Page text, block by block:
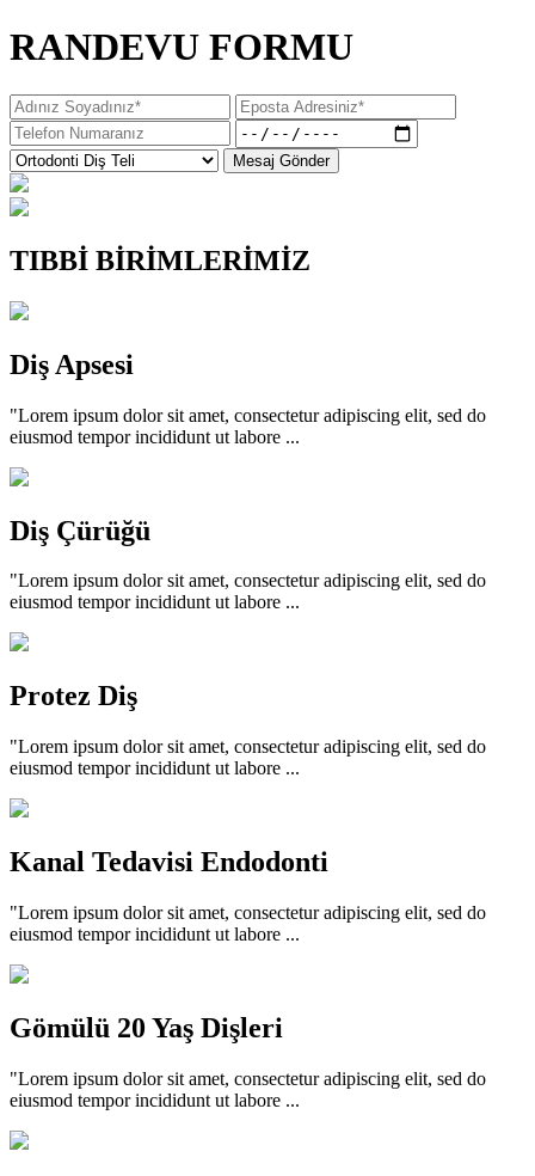
RANDEVU FORMU
Mesaj Gönder
TIBBİ BİRİMLERİMİZ
Diş Apsesi
"Lorem ipsum dolor sit amet, consectetur adipiscing elit, sed do
eiusmod tempor incididunt ut labore ...
Diş Çürüğü
"Lorem ipsum dolor sit amet, consectetur adipiscing elit, sed do
eiusmod tempor incididunt ut labore ...
Protez Diş
"Lorem ipsum dolor sit amet, consectetur adipiscing elit, sed do
eiusmod tempor incididunt ut labore ...
Kanal Tedavisi Endodonti
"Lorem ipsum dolor sit amet, consectetur adipiscing elit, sed do
eiusmod tempor incididunt ut labore ...
Gömülü 20 Yaş Dişleri
"Lorem ipsum dolor sit amet, consectetur adipiscing elit, sed do
eiusmod tempor incididunt ut labore ...